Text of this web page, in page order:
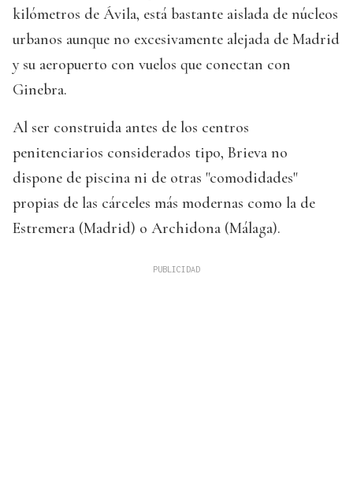
kilómetros de Ávila, está bastante aislada de núcleos
urbanos aunque no excesivamente alejada de Madrid
y su aeropuerto con vuelos que conectan con
Ginebra.
Al ser construida antes de los centros
penitenciarios considerados tipo, Brieva no
dispone de piscina ni de otras "comodidades"
propias de las cárceles más modernas como la de
Estremera (Madrid) o Archidona (Málaga).